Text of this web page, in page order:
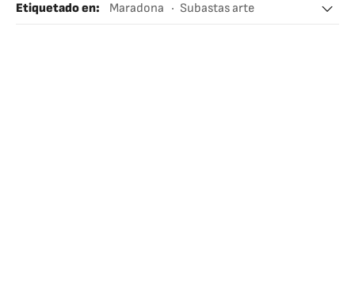
Etiquetado en: Maradona
Subastas arte